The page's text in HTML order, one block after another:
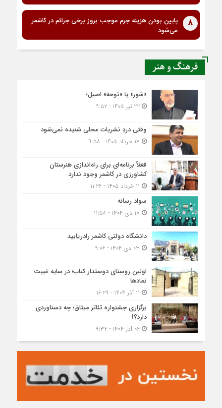
8
پایین بودن هزینه جرم موجب بروز برخی جرائم در کاشمر
می‌شود
فرهنگ و هنر
«شور» یا «نوحه» اصیل؛
۲۲ تیر ۱۴۰۵ - ۹:۵۲
وقتی دردِ نشریات محلی شنیده نمی‌شود
فعلاً برنامه‌ای برای راه‌اندازی هنرستان
کشاورزی در کاشمر وجود ندارد
سواد رسانه
دانشگاه دولتی کاشمر‌ رادریابید
اولین روستای دوستدار کتاب؛ در سایه غیبت
نمادها
برگزاری جشنواره تئاتر میثاق؛ چه دستاوردی
دارد؟!
۰۶ آذر ۱۴۰۴ - ۹:۳۲